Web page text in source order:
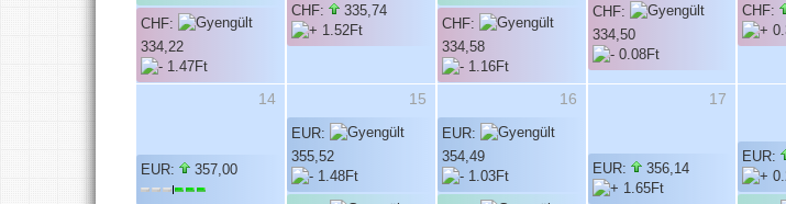
CHF:
334,22
CHF: 335,74
CHF:
334,58
CHF:
334,50
CHF:
14
EUR: 357,00
15
EUR:
355,52
16
EUR:
354,49
17
EUR: 356,14
EUR: